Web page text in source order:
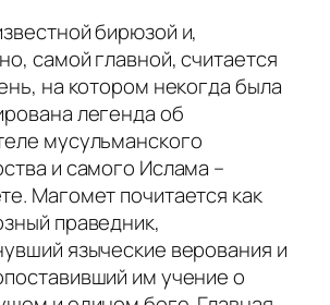
бирюзой и,
самой главной, считается
на котором некогда была
легенда об
мусульманского
и самого Ислама –
Магомет почитается как
праведник,
языческие верования и
им учение о